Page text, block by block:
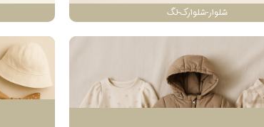
شلوار-شلوارک-لگ